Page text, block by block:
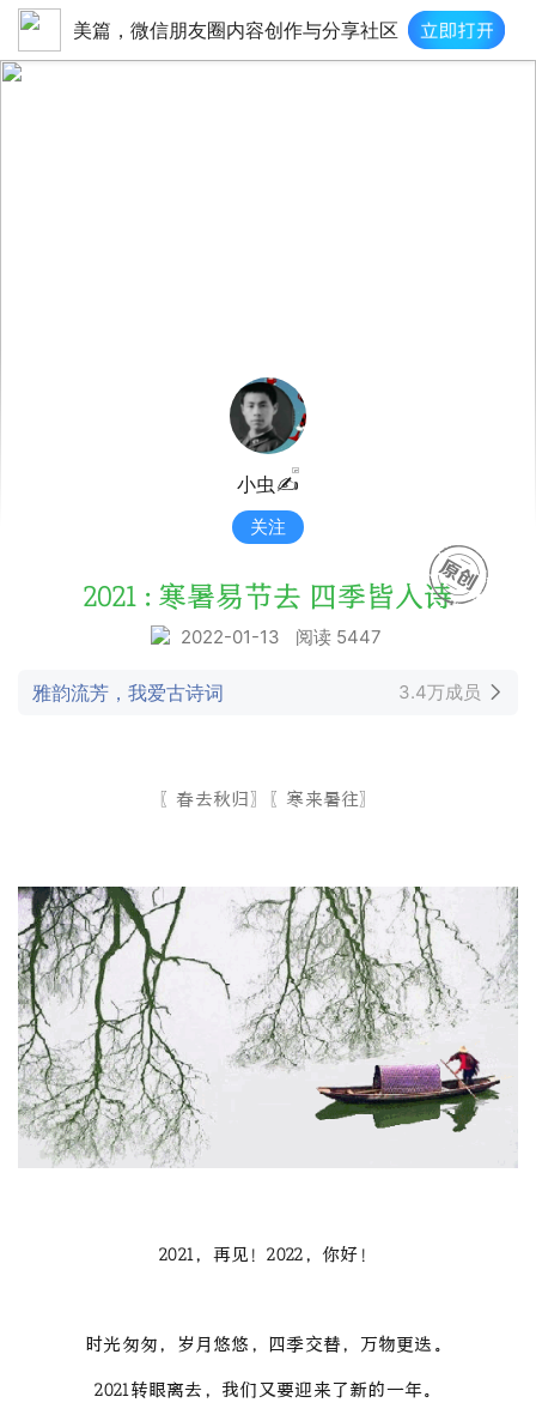
美篇，微信朋友圈内容创作与分享社区
小虫✍
关注
2021 : 寒暑易节去 四季皆入诗
2022-01-13 阅读 5447
雅韵流芳，我爱古诗词 3.4万成员
〖春去秋归〗〖寒来暑往〗
2021，再见！2022，你好！
时光匆匆，岁月悠悠，四季交替，万物更迭。
2021转眼离去，我们又要迎来了新的一年。